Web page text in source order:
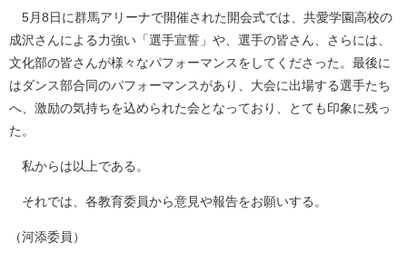
5月8日に群馬アリーナで開催された開会式では、共愛学園高校の
成沢さんによる力強い「選手宣誓」や、選手の皆さん、さらには、
文化部の皆さんが様々なパフォーマンスをしてくださった。最後に
はダンス部合同のパフォーマンスがあり、大会に出場する選手たち
へ、激励の気持ちを込められた会となっており、とても印象に残っ
た。
私からは以上である。
それでは、各教育委員から意見や報告をお願いする。
（河添委員）